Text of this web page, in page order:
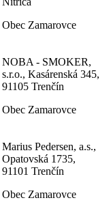
Obec Zamarovce
NOBA - SMOKER,
s.r.o., Kasárenská 345,
91105 Trenčín
Obec Zamarovce
Marius Pedersen, a.s.,
Opatovská 1735,
91101 Trenčín
Obec Zamarovce